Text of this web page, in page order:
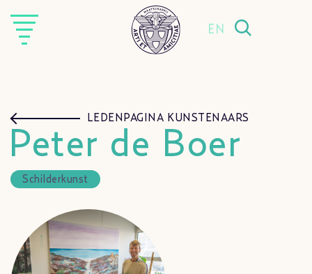
EN
LEDENPAGINA KUNSTENAARS
Peter de Boer
Schilderkunst